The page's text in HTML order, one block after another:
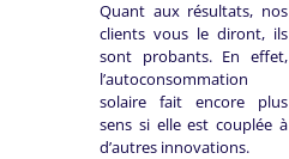
Quant aux résultats, nos
clients vous le diront, ils
sont probants. En effet,
l’autoconsommation
solaire fait encore plus
sens si elle est couplée à
d’autres innovations.